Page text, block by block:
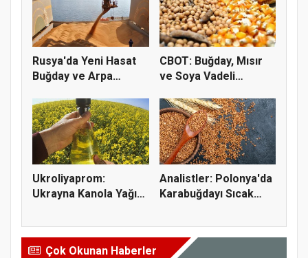
Rusya'da Yeni Hasat
Buğday ve Arpa
CBOT: Buğday, Mısır
ve Soya Vadeli
Ukroliyaprom:
Ukrayna Kanola Yağı
Analistler: Polonya'da
Karabuğdayı Sıcak
Çok Okunan Haberler